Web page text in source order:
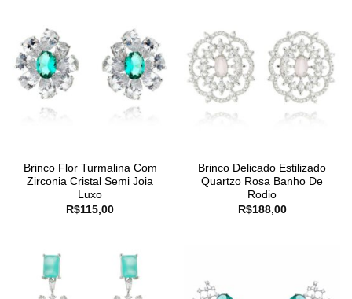
Brinco Flor Turmalina Com
Zirconia Cristal Semi Joia
Luxo
R$115,00
Brinco Delicado Estilizado
Quartzo Rosa Banho De
Rodio
R$188,00